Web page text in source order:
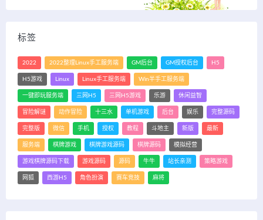
标签
2022 2022整理Linux手工服务端 GM后台 GM授权后台 H5
H5游戏 Linux Linux手工服务端 Win半手工服务端
一键即玩服务端 三网H5 三网H5游戏 乐游 休闲益智
冒险解谜 动作冒险 十三水 单机游戏 后台 娱乐 完整源码
完整版 微信 手机 授权 教程 斗地主 新版 最新
服务端 棋牌游戏 棋牌游戏源码 棋牌源码 模拟经营
游戏棋牌源码下载 游戏源码 源码 牛牛 站长亲测 策略游戏
网狐 西游H5 角色扮演 赛车竞技 麻将